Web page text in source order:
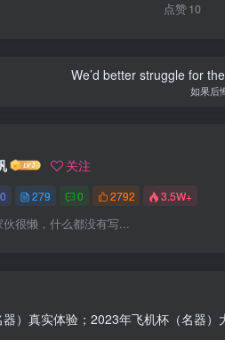
点赞10
We’d better struggle for
如果后
关注
0 279 0 2792 3.5W+
很懒，什么都没有写...
）真实体验；2023年飞机杯（名器）